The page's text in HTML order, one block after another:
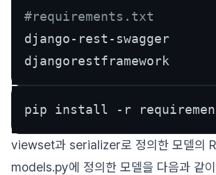
#requirements.txt
django-rest-swagger
viewset과 serializer로 정의한 모델의
models.py에 정의한 모델을 다음과 같